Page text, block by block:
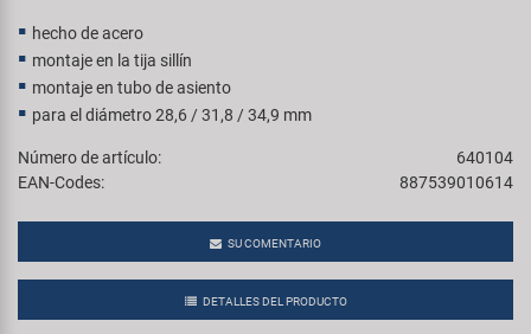
hecho de acero
montaje en la tija sillín
montaje en tubo de asiento
para el diámetro 28,6 / 31,8 / 34,9 mm
Número de artículo:
640104
EAN-Codes:
887539010614
SU COMENTARIO
DETALLES DEL PRODUCTO